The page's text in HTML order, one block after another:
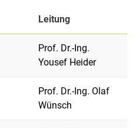
Leitung
Prof. Dr.-Ing.
Yousef Heider
Prof. Dr.-Ing. Olaf
Wünsch